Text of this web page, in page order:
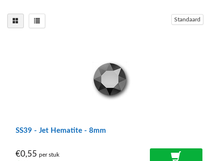
Standaard
SS39 - Jet Hematite - 8mm
€0,55 per stuk